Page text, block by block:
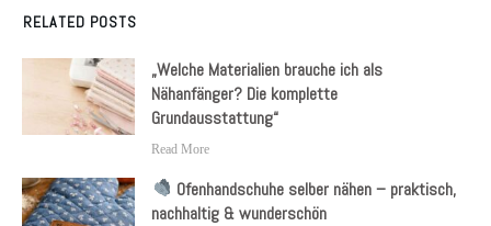
RELATED POSTS
„Welche Materialien brauche ich als
Nähanfänger? Die komplette
Grundausstattung“
Read More
Ofenhandschuhe selber nähen – praktisch,
nachhaltig & wunderschön